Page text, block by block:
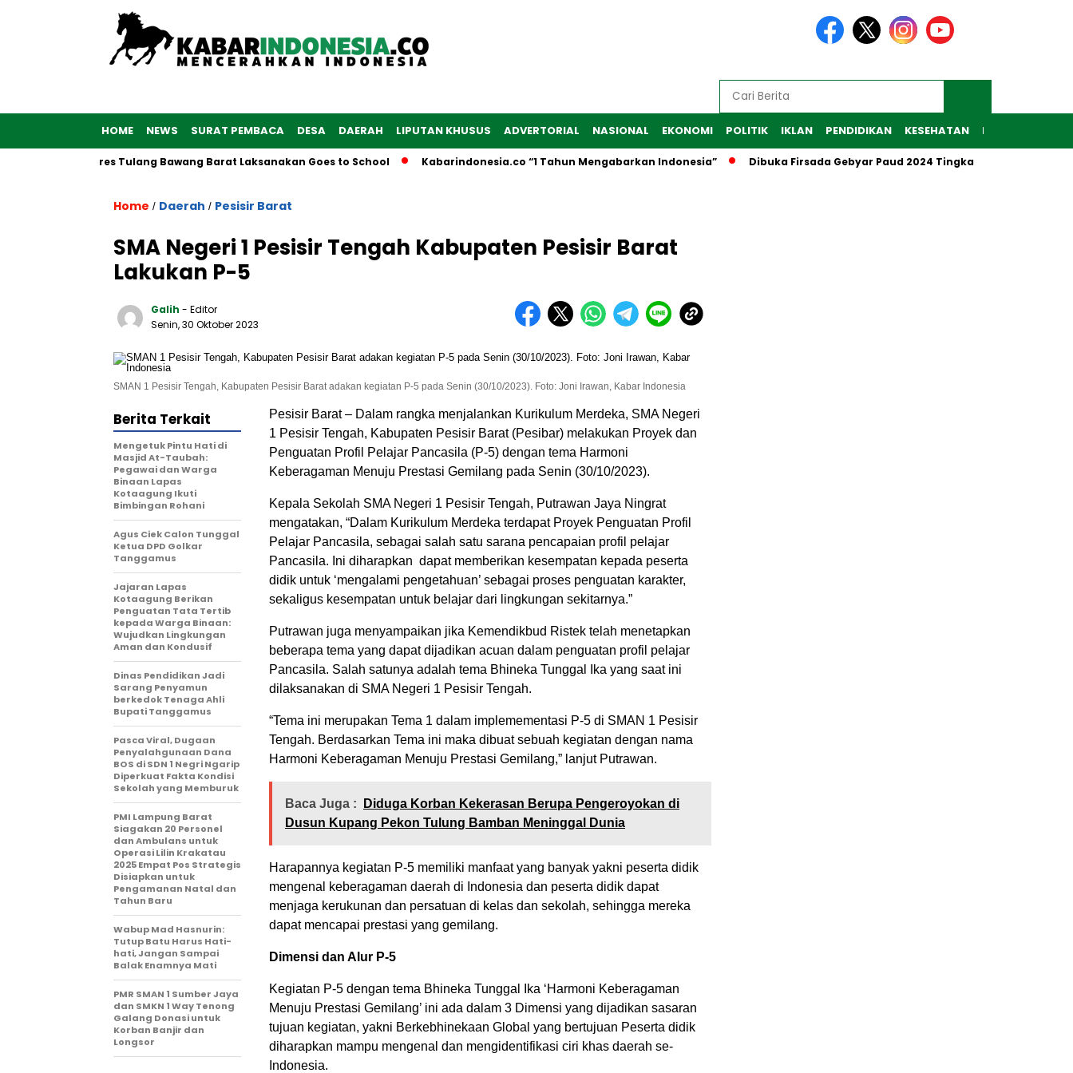
HOME NEWS SURAT PEMBACA DESA DAERAH LIPUTAN KHUSUS ADVERTORIAL NASIONAL EKONOMI POLITIK IKLAN PENDIDIKAN KESEHATAN RAGAM
Polwan Polres Tulang Bawang Barat Laksanakan Goes to School Kabarindonesia.co “1 Tahun Mengabarkan Indonesia” Dibuka Firsada Gebyar Paud 2024 Tingkat Kabupaten Tubaba
Home / Daerah / Pesisir Barat
SMA Negeri 1 Pesisir Tengah Kabupaten Pesisir Barat
Lakukan P-5
Galih - Editor
Senin, 30 Oktober 2023
SMAN 1 Pesisir Tengah, Kabupaten Pesisir Barat adakan kegiatan P-5 pada Senin (30/10/2023). Foto: Joni Irawan, Kabar Indonesia
Pesisir Barat – Dalam rangka menjalankan Kurikulum Merdeka, SMA Negeri
1 Pesisir Tengah, Kabupaten Pesisir Barat (Pesibar) melakukan Proyek dan
Penguatan Profil Pelajar Pancasila (P-5) dengan tema Harmoni
Keberagaman Menuju Prestasi Gemilang pada Senin (30/10/2023).
Kepala Sekolah SMA Negeri 1 Pesisir Tengah, Putrawan Jaya Ningrat
mengatakan, “Dalam Kurikulum Merdeka terdapat Proyek Penguatan Profil
Pelajar Pancasila, sebagai salah satu sarana pencapaian profil pelajar
Pancasila. Ini diharapkan dapat memberikan kesempatan kepada peserta
didik untuk ‘mengalami pengetahuan’ sebagai proses penguatan karakter,
sekaligus kesempatan untuk belajar dari lingkungan sekitarnya.”
Putrawan juga menyampaikan jika Kemendikbud Ristek telah menetapkan
beberapa tema yang dapat dijadikan acuan dalam penguatan profil pelajar
Pancasila. Salah satunya adalah tema Bhineka Tunggal Ika yang saat ini
dilaksanakan di SMA Negeri 1 Pesisir Tengah.
“Tema ini merupakan Tema 1 dalam implemementasi P-5 di SMAN 1 Pesisir
Tengah. Berdasarkan Tema ini maka dibuat sebuah kegiatan dengan nama
Harmoni Keberagaman Menuju Prestasi Gemilang,” lanjut Putrawan.
Baca Juga :
Diduga Korban Kekerasan Berupa Pengeroyokan di
Dusun Kupang Pekon Tulung Bamban Meninggal Dunia
Harapannya kegiatan P-5 memiliki manfaat yang banyak yakni peserta didik
mengenal keberagaman daerah di Indonesia dan peserta didik dapat
menjaga kerukunan dan persatuan di kelas dan sekolah, sehingga mereka
dapat mencapai prestasi yang gemilang.
Dimensi dan Alur P-5
Kegiatan P-5 dengan tema Bhineka Tunggal Ika ‘Harmoni Keberagaman
Menuju Prestasi Gemilang’ ini ada dalam 3 Dimensi yang dijadikan sasaran
tujuan kegiatan, yakni Berkebhinekaan Global yang bertujuan Peserta didik
diharapkan mampu mengenal dan mengidentifikasi ciri khas daerah se-
Indonesia.
Berita Terkait
Mengetuk Pintu Hati di
Masjid At-Taubah:
Pegawai dan Warga
Binaan Lapas
Kotaagung Ikuti
Bimbingan Rohani
Agus Ciek Calon Tunggal
Ketua DPD Golkar
Tanggamus
Jajaran Lapas
Kotaagung Berikan
Penguatan Tata Tertib
kepada Warga Binaan:
Wujudkan Lingkungan
Aman dan Kondusif
Dinas Pendidikan Jadi
Sarang Penyamun
berkedok Tenaga Ahli
Bupati Tanggamus
Pasca Viral, Dugaan
Penyalahgunaan Dana
BOS di SDN 1 Negri Ngarip
Diperkuat Fakta Kondisi
Sekolah yang Memburuk
PMI Lampung Barat
Siagakan 20 Personel
dan Ambulans untuk
Operasi Lilin Krakatau
2025 Empat Pos Strategis
Disiapkan untuk
Pengamanan Natal dan
Tahun Baru
Wabup Mad Hasnurin:
Tutup Batu Harus Hati-
hati, Jangan Sampai
Balak Enamnya Mati
PMR SMAN 1 Sumber Jaya
dan SMKN 1 Way Tenong
Galang Donasi untuk
Korban Banjir dan
Longsor